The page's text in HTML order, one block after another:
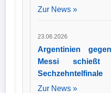
Zur News »
23.06.2026
Argentinien
Messi schießt
Sechzehntelfinale
Zur News »